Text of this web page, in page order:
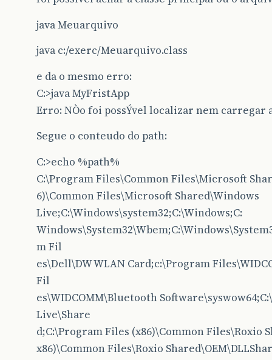
java Meuarquivo
java c:/exerc/Meuarquivo.class
e da o mesmo erro:
C:>java MyFristApp
Erro: NÒo foi possÝvel localizar nem carregar
Segue o conteudo do path:
C:>echo %path%
C:\Program Files\Common Files\Microsoft
6)\Common Files\Microsoft Shared\Windows
Live;C:\Windows\system32;C:\Windows;C:
m Fil
es\Dell\DW WLAN Card;c:\Program
Fil
es\WIDCOMM\Bluetooth
Live\Share
d;C:\Program Files (x86)\Common Files\Roxio
x86)\Common Files\Roxio